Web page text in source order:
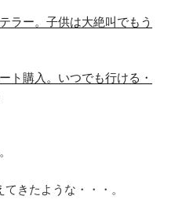
ラー。子供は大絶叫でもう
ト購入。いつでも行ける・
きたような・・・。